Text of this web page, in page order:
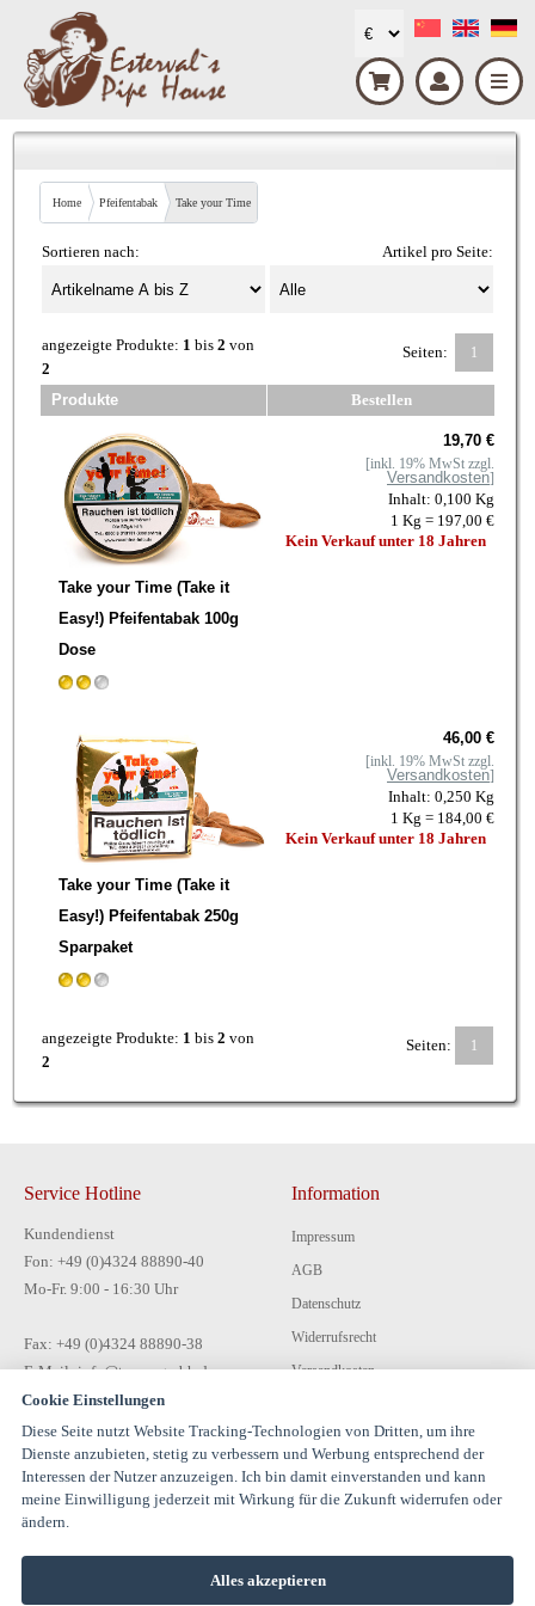
Home Pfeifentabak Take your Time
Sortieren nach: Artikel pro Seite:
angezeigte Produkte: 1 bis 2 von
2
Seiten: 1
Produkte Bestellen
Take your Time (Take it
Easy!) Pfeifentabak 100g
Dose
19,70 €
[inkl. 19% MwSt zzgl.
Versandkosten]
Inhalt: 0,100 Kg
1 Kg = 197,00 €
Kein Verkauf unter 18 Jahren
Take your Time (Take it
Easy!) Pfeifentabak 250g
Sparpaket
46,00 €
[inkl. 19% MwSt zzgl.
Versandkosten]
Inhalt: 0,250 Kg
1 Kg = 184,00 €
Kein Verkauf unter 18 Jahren
angezeigte Produkte: 1 bis 2 von
2
Seiten: 1
Service Hotline
Kundendienst
Fon: +49 (0)4324 88890-40
Mo-Fr. 9:00 - 16:30 Uhr
Fax: +49 (0)4324 88890-38
E-Mail: info@tecon-gmbh.de
Information
Impressum
AGB
Datenschutz
Widerrufsrecht
Versandkosten
Kontakt
Cookie Einstellungen
Diese Seite nutzt Website Tracking-Technologien von Dritten, um ihre
Dienste anzubieten, stetig zu verbessern und Werbung entsprechend der
Interessen der Nutzer anzuzeigen. Ich bin damit einverstanden und kann
meine Einwilligung jederzeit mit Wirkung für die Zukunft widerrufen oder
ändern.
Alles akzeptieren